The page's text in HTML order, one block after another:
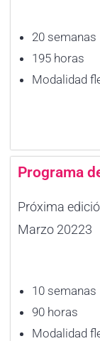
20 semanas
195 horas
Modalidad
Programa
Próxima
Marzo 20223
10 semanas
90 horas
Modalidad